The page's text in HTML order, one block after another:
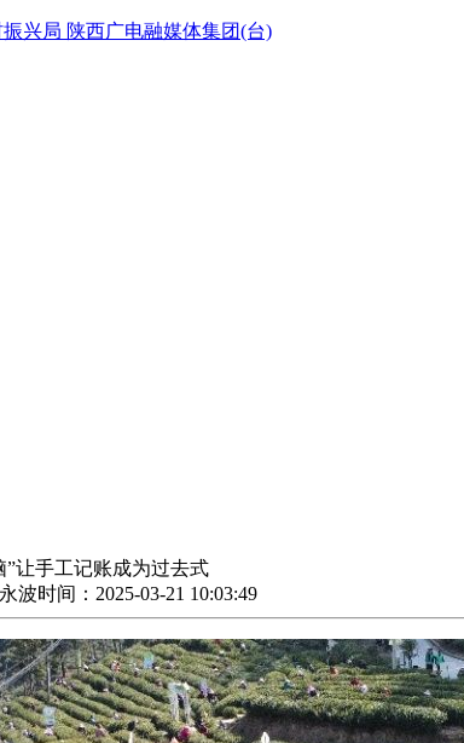
兴局 陕西广电融媒体集团(台)
”让手工记账成为过去式
波时间：2025-03-21 10:03:49